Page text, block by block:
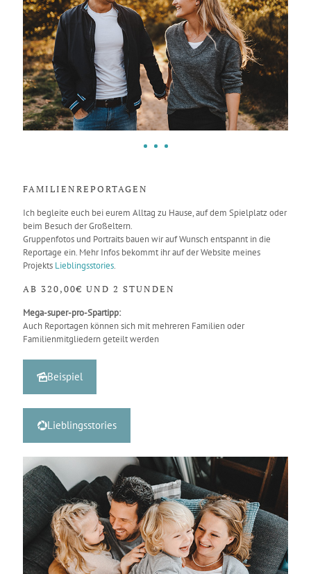
FAMILIENREPORTAGEN
Ich begleite euch bei eurem Alltag zu Hause, auf dem Spielplatz oder
beim Besuch der Großeltern.
Gruppenfotos und Portraits bauen wir auf Wunsch entspannt in die
Reportage ein. Mehr Infos bekommt ihr auf der Website meines
Projekts Lieblingsstories.
AB 320,00€ UND 2 STUNDEN
Mega-super-pro-Spartipp:
Auch Reportagen können sich mit mehreren Familien oder
Familienmitgliedern geteilt werden
Beispiel
Lieblingsstories